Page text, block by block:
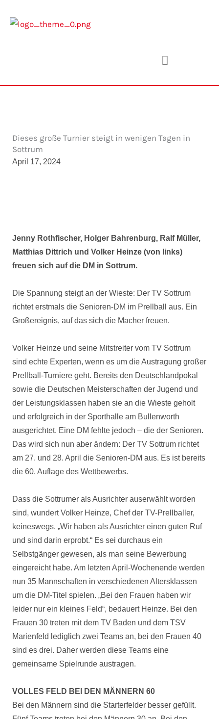
Inhalt
Dieses große Turnier steigt in wenigen Tagen in
Sottrum
April 17, 2024
Jenny Rothfischer, Holger Bahrenburg, Ralf Müller,
Matthias Dittrich und Volker Heinze (von links)
freuen sich auf die DM in Sottrum.
Die Spannung steigt an der Wieste: Der TV Sottrum
richtet erstmals die Senioren-DM im Prellball aus. Ein
Großereignis, auf das sich die Macher freuen.
Volker Heinze und seine Mitstreiter vom TV Sottrum
sind echte Experten, wenn es um die Austragung großer
Prellball-Turniere geht. Bereits den Deutschlandpokal
sowie die Deutschen Meisterschaften der Jugend und
der Leistungsklassen haben sie an die Wieste geholt
und erfolgreich in der Sporthalle am Bullenworth
ausgerichtet. Eine DM fehlte jedoch – die der Senioren.
Das wird sich nun aber ändern: Der TV Sottrum richtet
am 27. und 28. April die Senioren-DM aus. Es ist bereits
die 60. Auflage des Wettbewerbs.
Dass die Sottrumer als Ausrichter auserwählt worden
sind, wundert Volker Heinze, Chef der TV-Prellballer,
keineswegs. „Wir haben als Ausrichter einen guten Ruf
und sind darin erprobt.“ Es sei durchaus ein
Selbstgänger gewesen, als man seine Bewerbung
eingereicht habe. Am letzten April-Wochenende werden
nun 35 Mannschaften in verschiedenen Altersklassen
um die DM-Titel spielen. „Bei den Frauen haben wir
leider nur ein kleines Feld“, bedauert Heinze. Bei den
Frauen 30 treten mit dem TV Baden und dem TSV
Marienfeld lediglich zwei Teams an, bei den Frauen 40
sind es drei. Daher werden diese Teams eine
gemeinsame Spielrunde austragen.
VOLLES FELD BEI DEN MÄNNERN 60
Bei den Männern sind die Starterfelder besser gefüllt.